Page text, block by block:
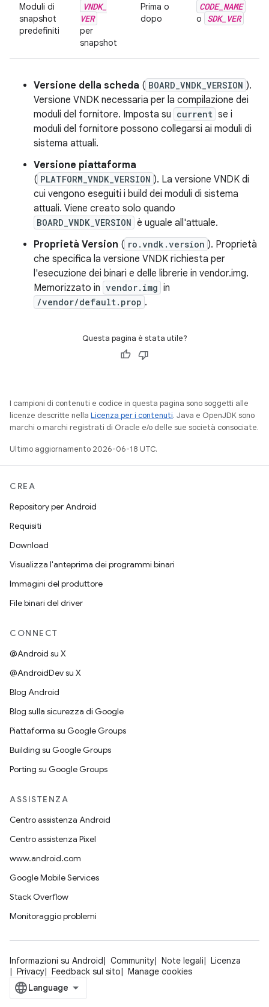
Moduli di
snapshot
predefiniti
VNDK_
VER
per
snapshot
Prima o
dopo
CODE_ NAME
o SDK_ VER
Versione della scheda ( BOARD_VNDK_VERSION ).
Versione VNDK necessaria per la compilazione dei
moduli del fornitore. Imposta su current se i
moduli del fornitore possono collegarsi ai moduli di
sistema attuali.
Versione piattaforma
( PLATFORM_VNDK_VERSION ). La versione VNDK di
cui vengono eseguiti i build dei moduli di sistema
attuali. Viene creato solo quando
BOARD_VNDK_VERSION è uguale all'attuale.
Proprietà Version ( ro.vndk.version ). Proprietà
che specifica la versione VNDK richiesta per
l'esecuzione dei binari e delle librerie in vendor.img.
Memorizzato in vendor.img in
/vendor/default.prop .
Questa pagina è stata utile?
I campioni di contenuti e codice in questa pagina sono soggetti alle
licenze descritte nella Licenza per i contenuti. Java e OpenJDK sono
marchi o marchi registrati di Oracle e/o delle sue società consociate.
Ultimo aggiornamento 2026-06-18 UTC.
CREA
Repository per Android
Requisiti
Download
Visualizza l'anteprima dei programmi binari
Immagini del produttore
File binari del driver
CONNECT
@Android su X
@AndroidDev su X
Blog Android
Blog sulla sicurezza di Google
Piattaforma su Google Groups
Building su Google Groups
Porting su Google Groups
ASSISTENZA
Centro assistenza Android
Centro assistenza Pixel
www.android.com
Google Mobile Services
Stack Overflow
Monitoraggio problemi
Informazioni su Android Community Note legali
Licenza
Privacy
Feedback sul sito Manage cookies